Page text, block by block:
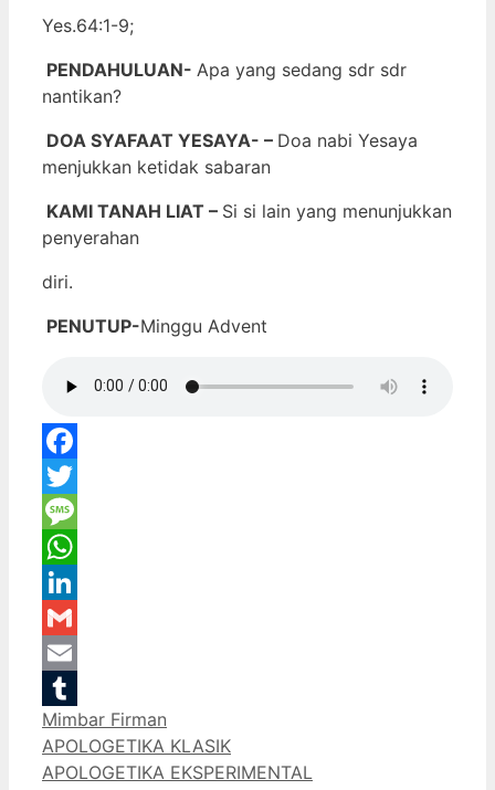
Yes.64:1-9;
PENDAHULUAN- Apa yang sedang sdr sdr
nantikan?
DOA SYAFAAT YESAYA- – Doa nabi Yesaya
menjukkan ketidak sabaran
KAMI TANAH LIAT – Si si lain yang menunjukkan
penyerahan
diri.
PENUTUP-Minggu Advent
Facebook
Twitter
Message
WhatsApp
LinkedIn
Gmail
Email
Tumblr
Categories
Mimbar Firman
APOLOGETIKA KLASIK
APOLOGETIKA EKSPERIMENTAL